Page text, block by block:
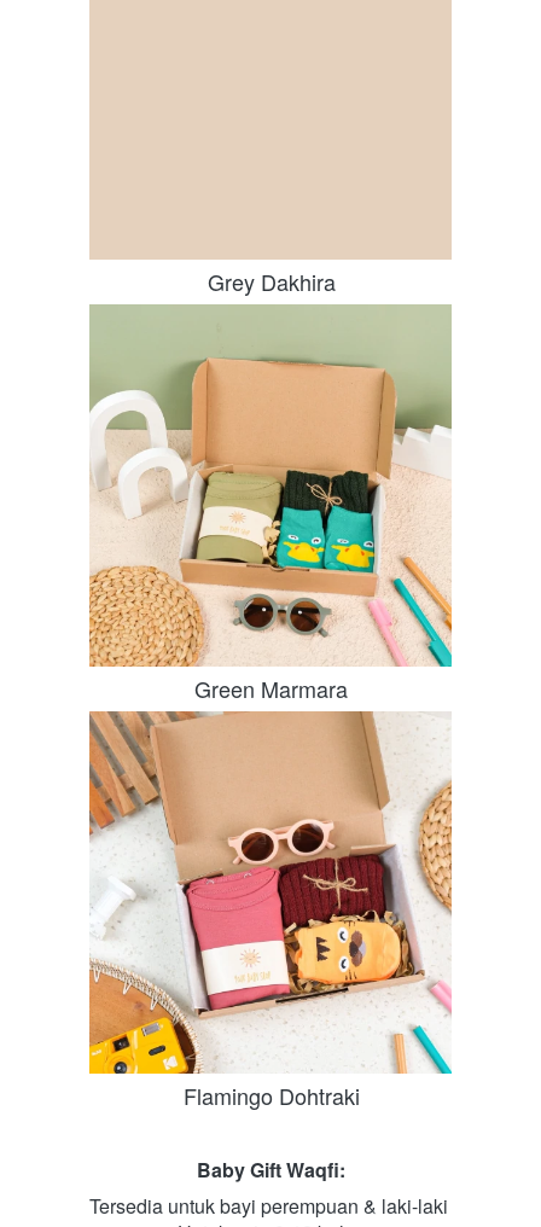
Grey Dakhira
Green Marmara
Flamingo Dohtraki
Baby Gift Waqfi:
Tersedia untuk bayi perempuan & laki-laki